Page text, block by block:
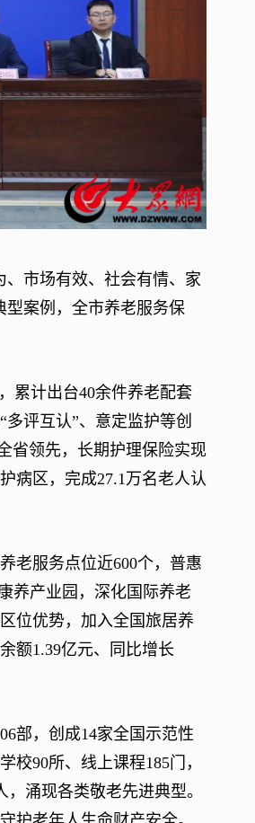
市场有效、社会有情、家
型案例，全市养老服务保
累计出台40余件养老配套
评互认”、意定监护等创
省领先，长期护理保险实现
病区，完成27.1万名老人认
服务点位近600个，普惠
养产业园，深化国际养老
位优势，加入全国旅居养
额1.39亿元、同比增长
部，创成14家全国示范性
90所、线上课程185门，
涌现各类敬老先进典型。